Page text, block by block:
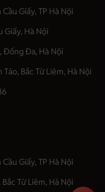
Giấy, TP Hà Nội
Giấy, Hà Nội
Đống Đa, Hà Nội
Bắc Từ Liêm, Hà Nội
Giấy, TP Hà Nội
Từ Liêm, Hà Nội